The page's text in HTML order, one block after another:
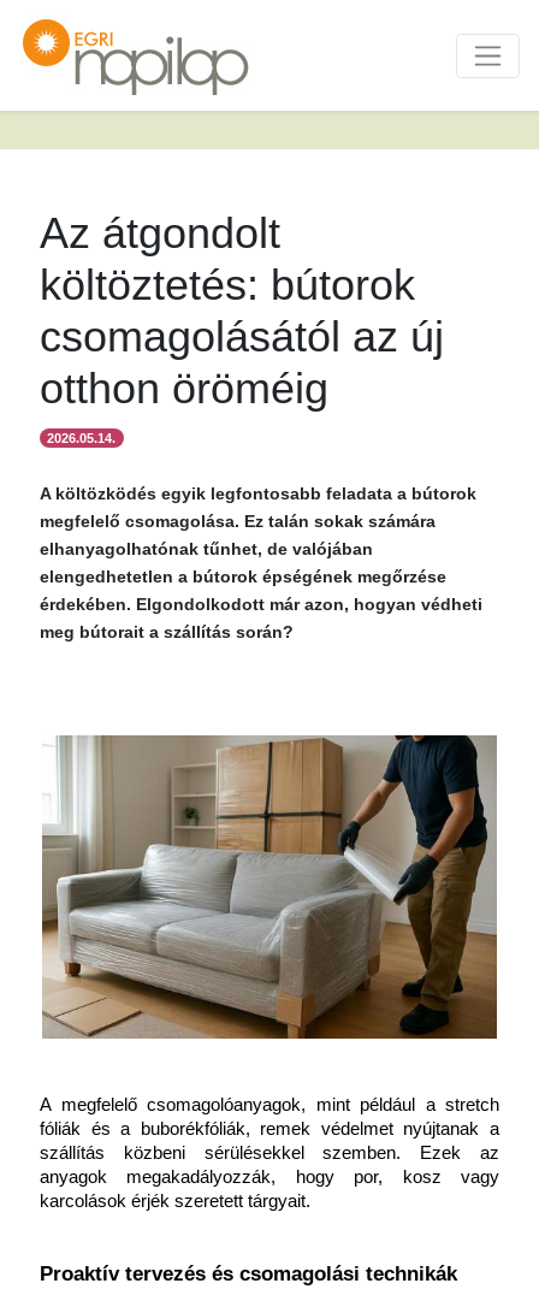
Az átgondolt
költöztetés: bútorok
csomagolásától az új
otthon öröméig
2026.05.14.
A költözködés egyik legfontosabb feladata a bútorok
megfelelő csomagolása. Ez talán sokak számára
elhanyagolhatónak tűnhet, de valójában
elengedhetetlen a bútorok épségének megőrzése
érdekében. Elgondolkodott már azon, hogyan védheti
meg bútorait a szállítás során?
A megfelelő csomagolóanyagok, mint például a stretch
fóliák és a buborékfóliák, remek védelmet nyújtanak a
szállítás közbeni sérülésekkel szemben. Ezek az
anyagok megakadályozzák, hogy por, kosz vagy
karcolások érjék szeretett tárgyait.
Proaktív tervezés és csomagolási technikák